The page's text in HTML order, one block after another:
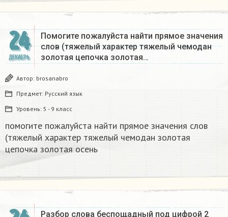
24
ДЕКАБРЬ
Помогите пожалуйста найти прямое значения
слов (тяжелый характер тяжелый чемодан
золотая цепочка золотая…
Автор: brosanabro
Предмет: Русский язык
Уровень: 5 - 9 класс
помогите пожалуйста найти прямое значения слов
(тяжелый характер тяжелый чемодан золотая
цепочка золотая осень
Разбор слова беспощадный под цифрой 2